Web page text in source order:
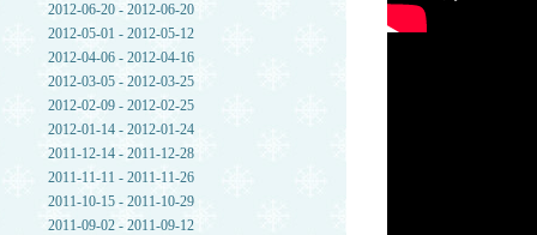
2012-06-20 - 2012-06-20
2012-05-01 - 2012-05-12
2012-04-06 - 2012-04-16
2012-03-05 - 2012-03-25
2012-02-09 - 2012-02-25
2012-01-14 - 2012-01-24
2011-12-14 - 2011-12-28
2011-11-11 - 2011-11-26
2011-10-15 - 2011-10-29
2011-09-02 - 2011-09-12